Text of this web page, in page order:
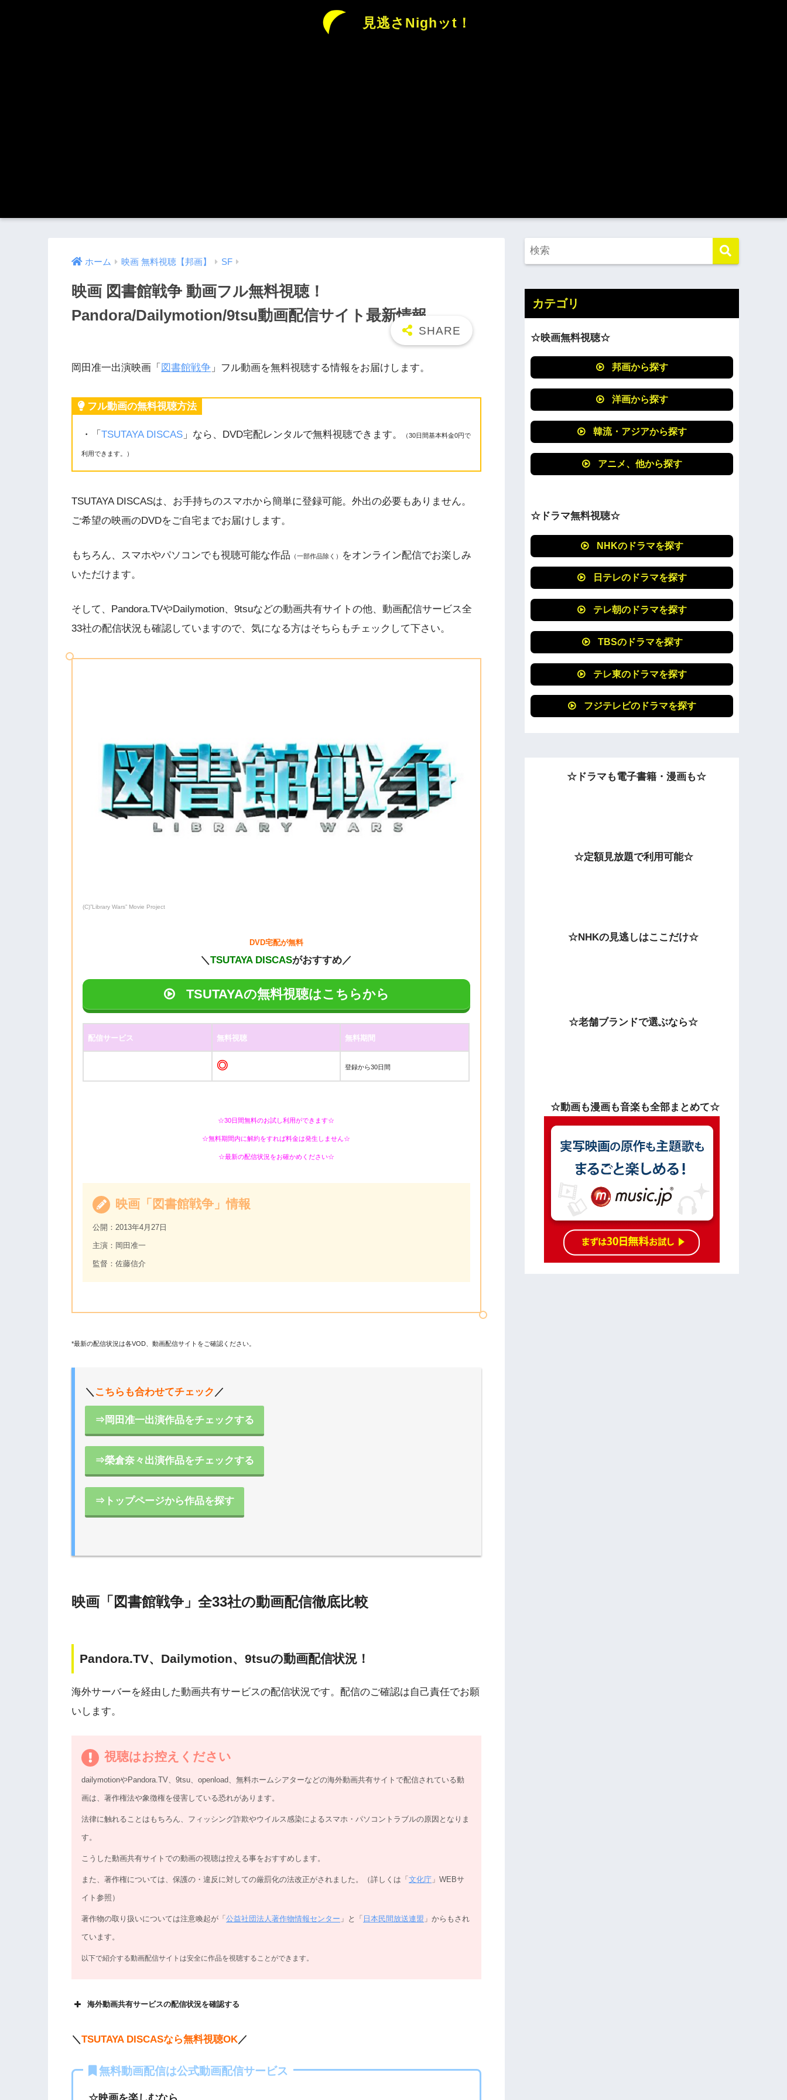
見逃さNighッt！
ホーム 映画 無料視聴【邦画】 SF
映画 図書館戦争 動画フル無料視聴！
Pandora/Dailymotion/9tsu動画配信サイト最新情報
岡田准一出演映画「 図書館戦争 」フル動画を無料視聴する情報をお届けします。
フル動画の無料視聴方法
・「 TSUTAYA DISCAS 」なら、DVD宅配レンタルで無料視聴できます。 （30日間基本料金0円で
利用できます。）
TSUTAYA DISCASは、お手持ちのスマホから簡単に登録可能。外出の必要もありません。
ご希望の映画のDVDをご自宅までお届けします。
もちろん、スマホやパソコンでも視聴可能な作品 （一部作品除く）
をオンライン配信でお楽しみ
いただけます。
そして、Pandora.TVやDailymotion、9tsuなどの動画共有サイトの他、動画配信サービス全
33社の配信状況も確認していますので、気になる方はそちらもチェックして下さい。
(C)”Library Wars” Movie Project
DVD宅配が無料
＼TSUTAYA DISCASがおすすめ／
TSUTAYAの無料視聴はこちらから
配信サービス 無料視聴 無料期間
◎ 登録から30日間
☆30日間無料のお試し利用ができます☆
☆無料期間内に解約をすれば料金は発生しません☆
☆最新の配信状況をお確かめください☆
映画「図書館戦争」情報
公開：2013年4月27日
主演：岡田准一
監督：佐藤信介
*最新の配信状況は各VOD、動画配信サイトをご確認ください。
＼ こちらも合わせてチェック ／
⇒岡田准一出演作品をチェックする
⇒榮倉奈々出演作品をチェックする
⇒トップページから作品を探す
映画「図書館戦争」全33社の動画配信徹底比較
Pandora.TV、Dailymotion、9tsuの動画配信状況！
海外サーバーを経由した動画共有サービスの配信状況です。配信のご確認は自己責任でお願
いします。
視聴はお控えください
dailymotionやPandora.TV、9tsu、openload、無料ホームシアターなどの海外動画共有サイトで配信されている動
画は、著作権法や象徴権を侵害している恐れがあります。
法律に触れることはもちろん、フィッシング詐欺やウイルス感染によるスマホ・パソコントラブルの原因となりま
す。
こうした動画共有サイトでの動画の視聴は控える事をおすすめします。
また、著作権については、保護の・違反に対しての厳罰化の法改正がされました。（詳しくは「文化庁 」WEBサ
イト参照）
著作物の取り扱いについては注意喚起が「公益社団法人著作物情報センター 」と「 日本民間放送連盟 」からもされ
ています。
以下で紹介する動画配信サイトは安全に作品を視聴することができます。
海外動画共有サービスの配信状況を確認する
各動画共有サイトを実際に確認する
＼ TSUTAYA DISCASなら無料視聴OK／
無料動画配信は公式動画配信サービス
カテゴリ
☆映画無料視聴☆
邦画から探す
洋画から探す
韓流・アジアから探す
アニメ、他から探す
☆ドラマ無料視聴☆
NHKのドラマを探す
日テレのドラマを探す
テレ朝のドラマを探す
TBSのドラマを探す
テレ東のドラマを探す
フジテレビのドラマを探す
☆ドラマも電子書籍・漫画も☆
☆定額見放題で利用可能☆
☆NHKの見逃しはここだけ☆
☆老舗ブランドで選ぶなら☆
☆動画も漫画も音楽も全部まとめて☆